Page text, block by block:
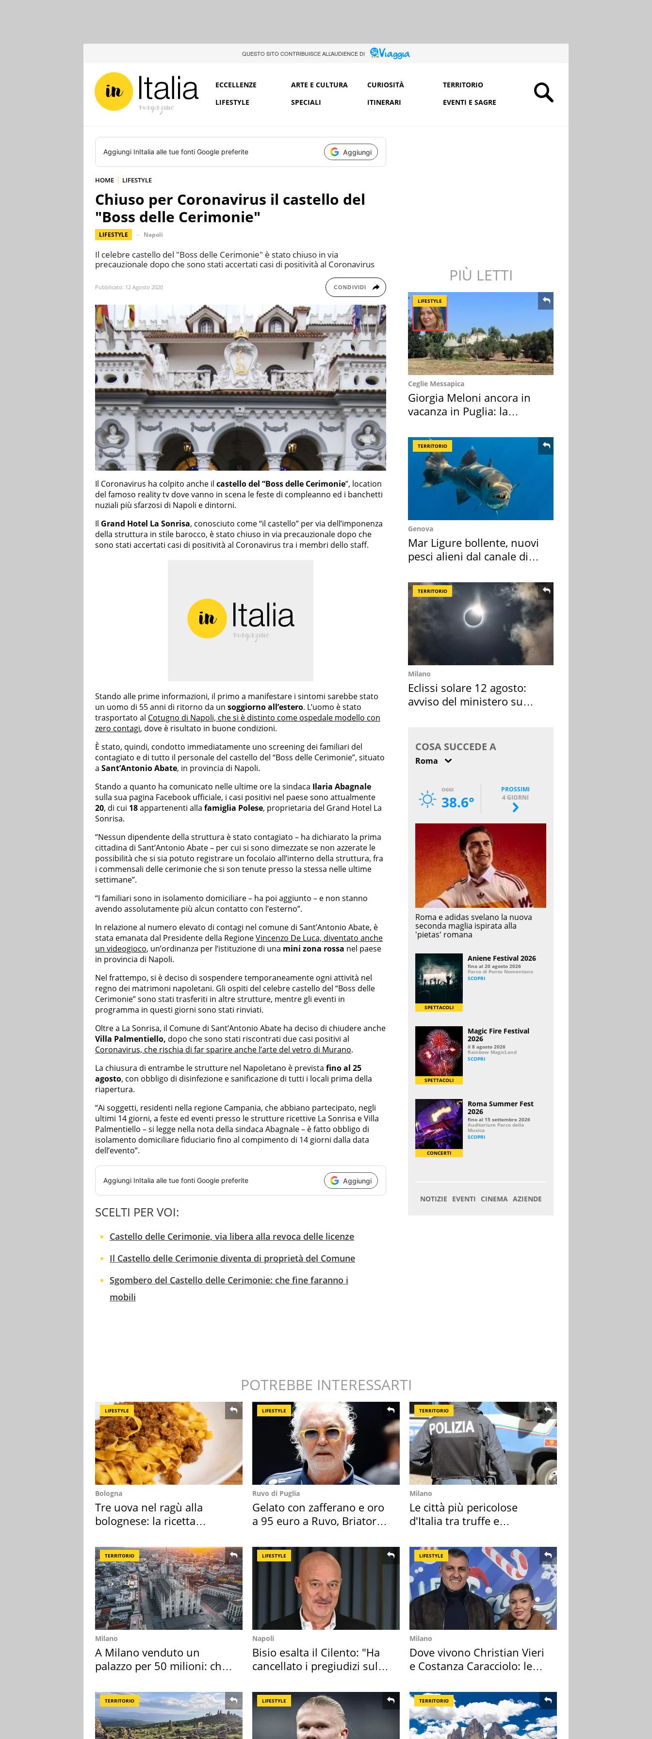
QUESTO SITO CONTRIBUISCE ALL’AUDIENCE DI
ECCELLENZE ARTE E CULTURA CURIOSITÀ
TERRITORIO
LIFESTYLE
SPECIALI ITINERARI EVENTI E SAGRE
Aggiungi InItalia alle tue fonti Google preferite Aggiungi
HOME LIFESTYLE
Chiuso per Coronavirus il castello del
"Boss delle Cerimonie"
LIFESTYLE Napoli
Il celebre castello del "Boss delle Cerimonie" è stato chiuso in via
precauzionale dopo che sono stati accertati casi di positività al Coronavirus
Pubblicato: 12 Agosto 2020 CONDIVIDI
Il Coronavirus ha colpito anche il castello del “Boss delle Cerimonie”, location
del famoso reality tv dove vanno in scena le feste di compleanno ed i banchetti
nuziali più sfarzosi di Napoli e dintorni.
Il Grand Hotel La Sonrisa, conosciuto come “il castello” per via dell’imponenza
della struttura in stile barocco, è stato chiuso in via precauzionale dopo che
sono stati accertati casi di positività al Coronavirus tra i membri dello staff.
Stando alle prime informazioni, il primo a manifestare i sintomi sarebbe stato
un uomo di 55 anni di ritorno da un soggiorno all’estero. L’uomo è stato
trasportato al Cotugno di Napoli, che si è distinto come ospedale modello con
zero contagi, dove è risultato in buone condizioni.
È stato, quindi, condotto immediatamente uno screening dei familiari del
contagiato e di tutto il personale del castello del “Boss delle Cerimonie”, situato
a Sant’Antonio Abate, in provincia di Napoli.
Stando a quanto ha comunicato nelle ultime ore la sindaca Ilaria Abagnale
sulla sua pagina Facebook ufficiale, i casi positivi nel paese sono attualmente
20, di cui 18appartenenti alla famiglia Polese, proprietaria del Grand Hotel La
Sonrisa.
“Nessun dipendente della struttura è stato contagiato – ha dichiarato la prima
cittadina di Sant’Antonio Abate – per cui si sono dimezzate se non azzerate le
possibilità che si sia potuto registrare un focolaio all’interno della struttura, fra
i commensali delle cerimonie che si son tenute presso la stessa nelle ultime
settimane”.
“I familiari sono in isolamento domiciliare – ha poi aggiunto – e non stanno
avendo assolutamente più alcun contatto con l’esterno”.
In relazione al numero elevato di contagi nel comune di Sant’Antonio Abate, è
stata emanata dal Presidente della RegioneVincenzo De Luca, diventato anche
un videogioco, un’ordinanza per l’istituzione di una mini zona rossa nel paese
in provincia di Napoli.
Nel frattempo, si è deciso di sospendere temporaneamente ogni attività nel
regno dei matrimoni napoletani. Gli ospiti del celebre castello del “Boss delle
Cerimonie” sono stati trasferiti in altre strutture, mentre gli eventi in
programma in questi giorni sono stati rinviati.
Oltre a La Sonrisa, il Comune di Sant’Antonio Abate ha deciso di chiudere anche
Villa Palmentiello, dopo che sono stati riscontrati due casi positivi al
Coronavirus, che rischia di far sparire anche l’arte del vetro di Murano.
La chiusura di entrambe le strutture nel Napoletano è prevista fino al 25
agosto, con obbligo di disinfezione e sanificazione di tutti i locali prima della
riapertura.
“Ai soggetti, residenti nella regione Campania, che abbiano partecipato, negli
ultimi 14 giorni, a feste ed eventi presso le strutture ricettive La Sonrisa e Villa
Palmentiello – si legge nella nota della sindaca Abagnale – è fatto obbligo di
isolamento domiciliare fiduciario fino al compimento di 14 giorni dalla data
dell’evento”.
Aggiungi InItalia alle tue fonti Google preferite Aggiungi
SCELTI PER VOI:
Castello delle Cerimonie, via libera alla revoca delle licenze
Il Castello delle Cerimonie diventa di proprietà del Comune
Sgombero del Castello delle Cerimonie: che fine faranno i
mobili
PIÙ LETTI
LIFESTYLE
Ceglie Messapica
Giorgia Meloni ancora in
vacanza in Puglia: la
TERRITORIO
Genova
Mar Ligure bollente, nuovi
pesci alieni dal canale di
TERRITORIO
Milano
Eclissi solare 12 agosto:
avviso del ministero su
POTREBBE INTERESSARTI
LIFESTYLE
Bologna
Tre uova nel ragù alla
bolognese: la ricetta
LIFESTYLE
Ruvo di Puglia
Gelato con zafferano e oro
a 95 euro a Ruvo, Briatore
TERRITORIO
Milano
Le città più pericolose
d'Italia tra truffe e
TERRITORIO
Milano
A Milano venduto un
palazzo per 50 milioni: chi
LIFESTYLE
Napoli
Bisio esalta il Cilento: "Ha
cancellato i pregiudizi sul
LIFESTYLE
Milano
Dove vivono Christian Vieri
e Costanza Caracciolo: le
TERRITORIO LIFESTYLE TERRITORIO